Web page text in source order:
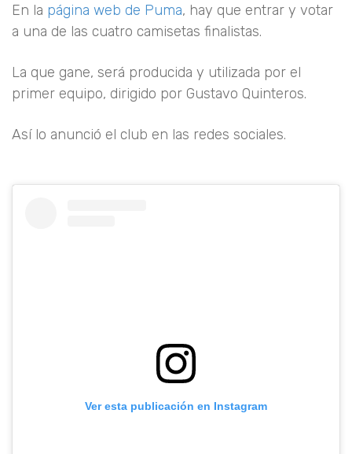
En la página web de Puma, hay que entrar y votar
a una de las cuatro camisetas finalistas.
La que gane, será producida y utilizada por el
primer equipo, dirigido por Gustavo Quinteros.
Así lo anunció el club en las redes sociales.
Ver esta publicación en Instagram